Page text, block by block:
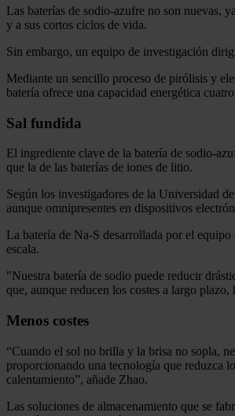
Las baterías de sodio-azufre no son nuevas,
y a sus cortos ciclos de vida.
Sin embargo, un equipo de investigación
Mediante un sencillo proceso de pirólisis y
batería ofrece una capacidad energética
Sal fundida
El ingrediente clave de la batería de sodio-
que la de las baterías de iones de litio.
Según los investigadores de la Universidad
aunque omnipresentes en dispositivos
La batería de Na-S desarrollada por el
escala.
"Nuestra batería de sodio puede reducir
que, aunque reducen los costes a largo
Menos costes
“Cuando el sol no brilla y la brisa no sopla,
proporcionando una tecnología que reduzca
calentamiento”, añade Zhao.
Las soluciones de almacenamiento que se